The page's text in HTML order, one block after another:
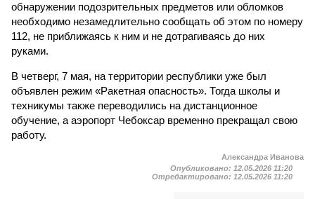
обнаружении подозрительных предметов или обломков
необходимо незамедлительно сообщать об этом по номеру
112, не приближаясь к ним и не дотрагиваясь до них
руками.
В четверг, 7 мая, на территории республики уже был
объявлен режим «Ракетная опасность». Тогда школы и
техникумы также переводились на дистанционное
обучение, а аэропорт Чебоксар временно прекращал свою
работу.
Александра Иванова
Опубликовано: 12.05.2026 11:20
Отредактировано: 12.05.2026 11:20